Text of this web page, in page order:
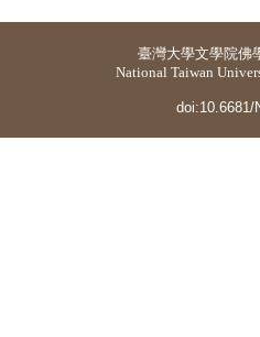
臺灣大學文學院佛
National Taiwan
doi:10.6681/